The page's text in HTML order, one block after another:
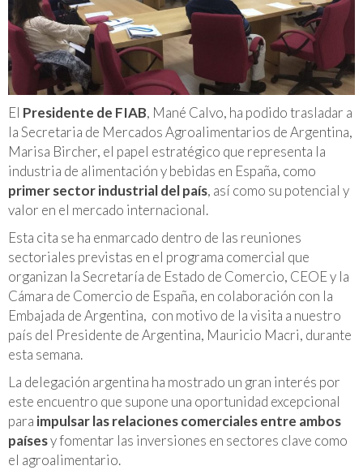
El Presidente de FIAB, Mané Calvo, ha podido trasladar a
la Secretaria de Mercados Agroalimentarios de Argentina,
Marisa Bircher, el papel estratégico que representa la
industria de alimentación y bebidas en España, como
primer sector industrial del país, así como su potencial y
valor en el mercado internacional.
Esta cita se ha enmarcado dentro de las reuniones
sectoriales previstas en el programa comercial que
organizan la Secretaría de Estado de Comercio, CEOE y la
Cámara de Comercio de España, en colaboración con la
Embajada de Argentina, con motivo de la visita a nuestro
país del Presidente de Argentina, Mauricio Macri, durante
esta semana.
La delegación argentina ha mostrado un gran interés por
este encuentro que supone una oportunidad excepcional
para impulsar las relaciones comerciales entre ambos
paísesy fomentar las inversiones en sectores clave como
el agroalimentario.